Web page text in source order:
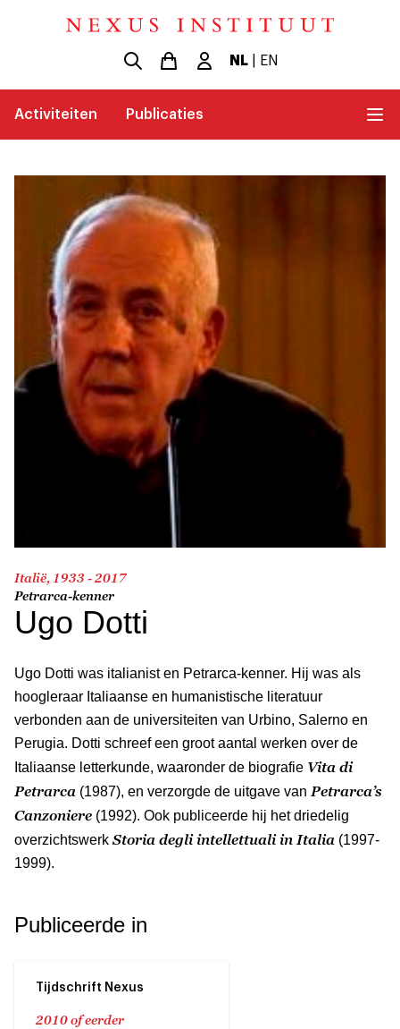
NL| EN
Activiteiten Publicaties
Italië, 1933 - 2017
Petrarca-kenner
Ugo Dotti
Ugo Dotti was italianist en Petrarca-kenner. Hij was als
hoogleraar Italiaanse en humanistische literatuur
verbonden aan de universiteiten van Urbino, Salerno en
Perugia. Dotti schreef een groot aantal werken over de
Italiaanse letterkunde, waaronder de biografie Vita di
Petrarca (1987), en verzorgde de uitgave van Petrarca’s
Canzoniere (1992). Ook publiceerde hij het driedelig
overzichtswerk Storia degli intellettuali in Italia (1997-
1999).
Publiceerde in
Tijdschrift Nexus
2010 of eerder